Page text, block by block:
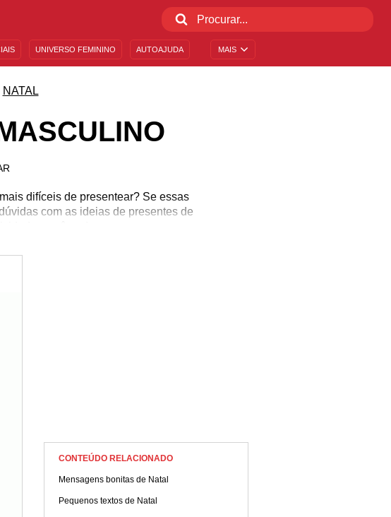
MAIS
UNIVERSO FEMININO AUTOAJUDA
NATAL
difíceis de presentear? Se essas
com as ideias de presentes de
você pode ousar um pouco e
voltar um pouco no tempo e dar um
e outras opções, venha ver o que os
CONTEÚDO RELACIONADO
Mensagens bonitas de Natal
Pequenos textos de Natal